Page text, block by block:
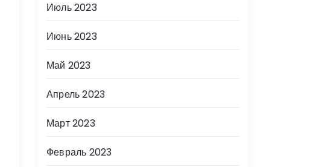
Июль 2023
Июнь 2023
Май 2023
Апрель 2023
Март 2023
Февраль 2023